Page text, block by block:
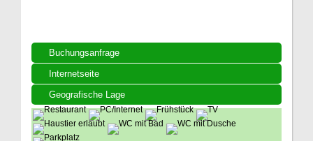
Buchungsanfrage
Internetseite
Geografische Lage